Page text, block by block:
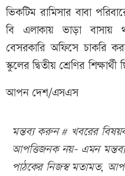
ভিকটিম রামিসার বাবা
বি এলাকায় ভাড়া বাসায়
বেসরকারি অফিসে চাকরি
স্কুলের দ্বিতীয় শ্রেণির শিক্ষার্থী
আপন দেশ/এসএস
মন্তব্য করুন # খবরের
আপত্তিজনক নয়- এমন
পাঠকের নিজস্ব মতামত,